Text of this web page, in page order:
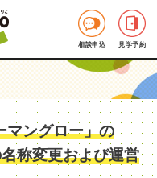
相談申込 見学予約
マングロー」の
称変更および運営